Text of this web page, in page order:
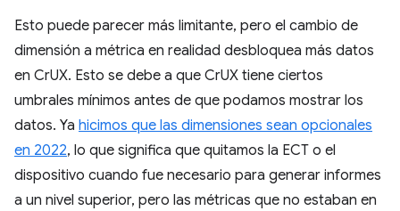
Esto puede parecer más limitante, pero el cambio de
dimensión a métrica en realidad desbloquea más datos
en CrUX. Esto se debe a que CrUX tiene ciertos
umbrales mínimos antes de que podamos mostrar los
datos. Ya hicimos que las dimensiones sean opcionales
en 2022, lo que significa que quitamos la ECT o el
dispositivo cuando fue necesario para generar informes
a un nivel superior, pero las métricas que no estaban en